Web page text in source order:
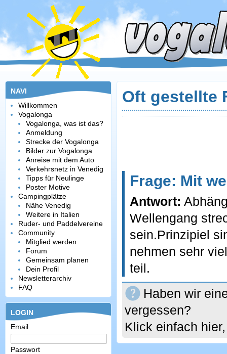
NAVI
Willkommen
Vogalonga
Vogalonga, was ist das?
Anmeldung
Strecke der Vogalonga
Bilder zur Vogalonga
Anreise mit dem Auto
Verkehrsnetz in Venedig
Tipps für Neulinge
Poster Motive
Campingplätze
Nähe Venedig
Weitere in Italien
Ruder- und Paddelvereine
Community
Mitglied werden
Forum
Gemeinsam planen
Dein Profil
Newsletterarchiv
FAQ
LOGIN
Email
Passwort
Oft gestellte
Frage: Mit
Antwort:
Wellengang
sein.Prinzipiel
nehmen sehr
teil.
Haben wir
vergessen?
Klick einfach